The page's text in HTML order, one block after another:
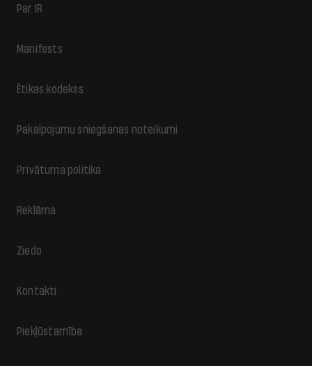
Par IR
Manifests
Ētikas kodekss
Pakalpojumu sniegšanas noteikumi
Privātuma politika
Reklāma
Ziedo
Kontakti
Piekļūstamība